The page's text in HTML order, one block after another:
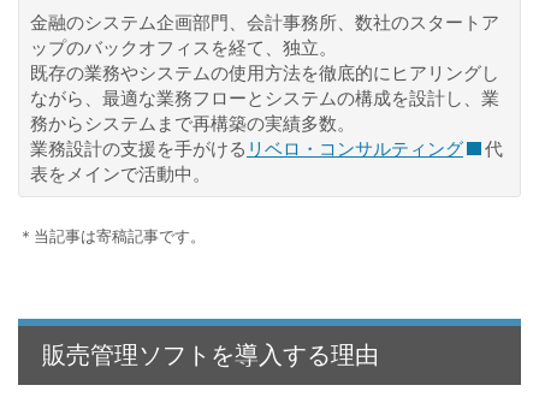
金融のシステム企画部門、会計事務所、数社のスタートア
ップのバックオフィスを経て、独立。
既存の業務やシステムの使用方法を徹底的にヒアリングし
ながら、最適な業務フローとシステムの構成を設計し、業
務からシステムまで再構築の実績多数。
業務設計の支援を手がける リベロ・コンサルティング
代
表をメインで活動中。
＊当記事は寄稿記事です。
販売管理ソフトを導入する理由